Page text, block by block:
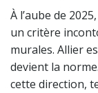
À l’aube de
un critère
murales. Allier
devient la
cette direction,